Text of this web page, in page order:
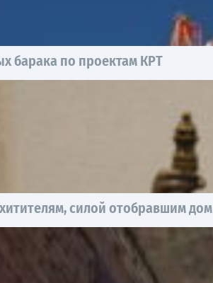
барака по проектам КРТ
силой отобравшим дом